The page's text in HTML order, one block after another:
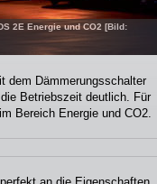
2E Energie und CO2 [Bild:
dem Dämmerungsschalter
Betriebszeit deutlich. Für
Bereich Energie und CO2.